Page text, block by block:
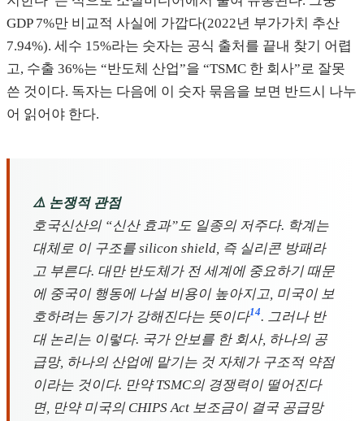
GDP 7%만 비교적 사실에 가깝다(2022년 부가가치 추산
7.94%). 세수 15%라는 숫자는 공식 출처를 끝내 찾기 어렵
고, 수출 36%는 “반도체 산업”을 “TSMC 한 회사”로 잘못
쓴 것이다. 독자는 다음에 이 숫자 묶음을 보면 반드시 나누
어 읽어야 한다.
⚠️ 논쟁적 관점
호국신산의 “신산 효과”도 일종의 저주다. 학계는
대체로 이 구조를 silicon shield, 즉 실리콘 방패라
고 부른다. 대만 반도체가 전 세계에 중요하기 때문
에 중국이 행동에 나설 비용이 높아지고, 미국이 보
호하려는 동기가 강해진다는 뜻이다14. 그러나 반
대 논리는 이렇다. 국가 안보를 한 회사, 하나의 공
급망, 하나의 산업에 맡기는 것 자체가 구조적 약점
이라는 것이다. 만약 TSMC의 경쟁력이 떨어진다
면, 만약 미국의 CHIPS Act 보조금이 결국 공급망